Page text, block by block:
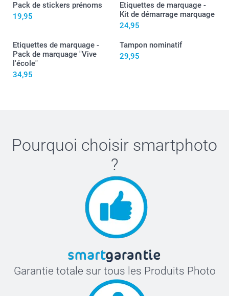
Pack de stickers prénoms
19,95
Etiquettes de marquage -
Kit de démarrage marquage
24,95
Etiquettes de marquage -
Pack de marquage "Vive
l'école"
34,95
Tampon nominatif
29,95
Pourquoi choisir smartphoto
?
Garantie totale sur tous les Produits Photo